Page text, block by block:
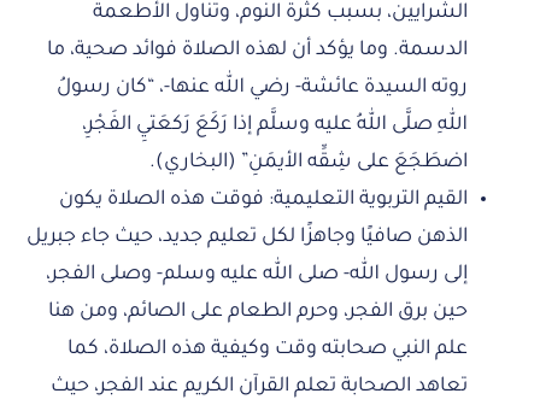
الشرايين، بسبب كثرة النوم، وتناول الأطعمة
الدسمة. وما يؤكد أن لهذه الصلاة فوائد صحية، ما
روته السيدة عائشة- رضي الله عنها-، “كان رسولُ
اللهِ صلَّى اللهُ عليه وسلَّم إذا رَكَعَ رَكعَتيِ الفَجْرِ،
اضطَجَعَ على شِقِّه الأيمَنِ” (البخاري).
القيم التربوية التعليمية: فوقت هذه الصلاة يكون
الذهن صافيًا وجاهزًا لكل تعليم جديد، حيث جاء جبريل
إلى رسول الله- صلى الله عليه وسلم- وصلى الفجر،
حين برق الفجر، وحرم الطعام على الصائم، ومن هنا
علم النبي صحابته وقت وكيفية هذه الصلاة، كما
تعاهد الصحابة تعلم القرآن الكريم عند الفجر، حيث